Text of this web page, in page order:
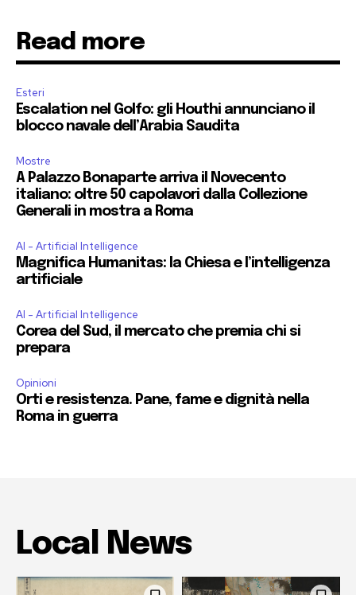
Read more
Esteri
Escalation nel Golfo: gli Houthi annunciano il
blocco navale dell’Arabia Saudita
Mostre
A Palazzo Bonaparte arriva il Novecento
italiano: oltre 50 capolavori dalla Collezione
Generali in mostra a Roma
AI - Artificial Intelligence
Magnifica Humanitas: la Chiesa e l’intelligenza
artificiale
AI - Artificial Intelligence
Corea del Sud, il mercato che premia chi si
prepara
Opinioni
Orti e resistenza. Pane, fame e dignità nella
Roma in guerra
Local News